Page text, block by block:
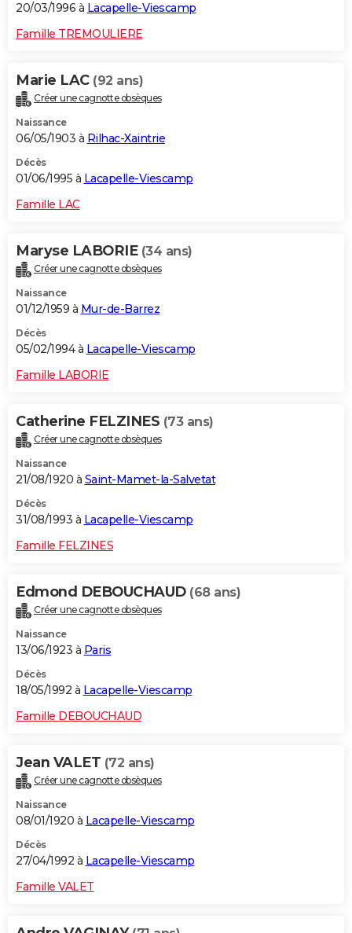
20/03/1996 à Lacapelle-Viescamp
Famille TREMOULIERE
Marie LAC (92 ans)
Créer une cagnotte obsèques
Naissance
06/05/1903 à Rilhac-Xaintrie
Décès
01/06/1995 à Lacapelle-Viescamp
Famille LAC
Maryse LABORIE (34 ans)
Créer une cagnotte obsèques
Naissance
01/12/1959 à Mur-de-Barrez
Décès
05/02/1994 à Lacapelle-Viescamp
Famille LABORIE
Catherine FELZINES (73 ans)
Créer une cagnotte obsèques
Naissance
21/08/1920 à Saint-Mamet-la-Salvetat
Décès
31/08/1993 à Lacapelle-Viescamp
Famille FELZINES
Edmond DEBOUCHAUD (68 ans)
Créer une cagnotte obsèques
Naissance
13/06/1923 à Paris
Décès
18/05/1992 à Lacapelle-Viescamp
Famille DEBOUCHAUD
Jean VALET (72 ans)
Créer une cagnotte obsèques
Naissance
08/01/1920 à Lacapelle-Viescamp
Décès
27/04/1992 à Lacapelle-Viescamp
Famille VALET